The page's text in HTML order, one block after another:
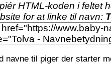
HTML-koden i feltet
for at linke til navn:
navne til piger der starter